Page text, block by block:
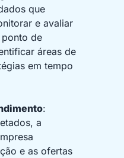
que
e avaliar
de
áreas de
em tempo
:
a
e as ofertas